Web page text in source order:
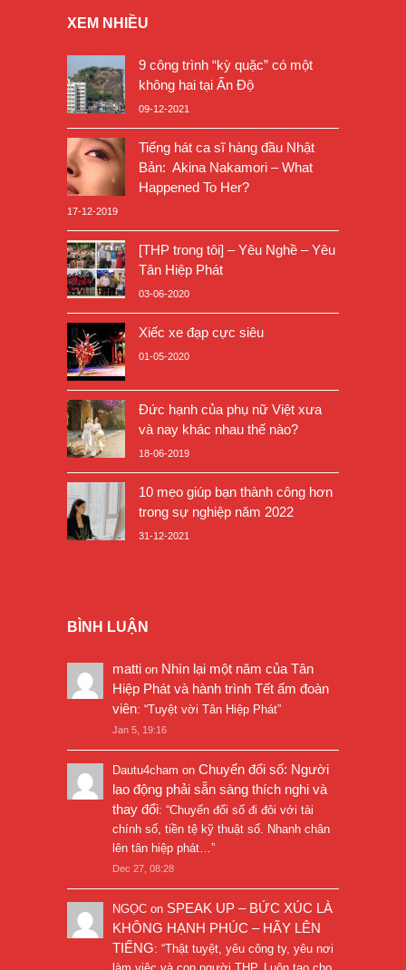
XEM NHIỀU
9 công trình “kỳ quặc” có một
không hai tại Ấn Độ
09-12-2021
Tiếng hát ca sĩ hàng đầu Nhật
Bản: Akina Nakamori – What
Happened To Her?
17-12-2019
[THP trong tôi] – Yêu Nghề – Yêu
Tân Hiệp Phát
03-06-2020
Xiếc xe đạp cực siêu
01-05-2020
Đức hạnh của phụ nữ Việt xưa
và nay khác nhau thế nào?
18-06-2019
10 mẹo giúp bạn thành công hơn
trong sự nghiệp năm 2022
31-12-2021
BÌNH LUẬN
matti on Nhìn lại một năm của Tân
Hiệp Phát và hành trình Tết ấm đoàn
viên: “Tuyệt vời Tân Hiệp Phát”
Jan 5, 19:16
Dautu4cham on Chuyển đổi số: Người
lao động phải sẵn sàng thích nghi và
thay đổi: “Chuyển đổi số đi đôi với tài
chính số, tiền tệ kỹ thuật số. Nhanh chân
lên tân hiệp phát… ”
Dec 27, 08:28
NGỌC on SPEAK UP – BỨC XÚC LÀ
KHÔNG HẠNH PHÚC – HÃY LÊN
TIẾNG: “Thật tuyệt, yêu công ty, yêu nơi